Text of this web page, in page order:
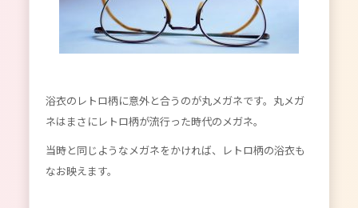
浴衣のレトロ柄に意外と合うのが丸メガネです。丸メガ
ネはまさにレトロ柄が流行った時代のメガネ。
当時と同じようなメガネをかければ、レトロ柄の浴衣も
なお映えます。